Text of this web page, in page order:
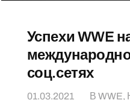
Успехи WWE
соц.сетях
01.03.2021 В WWE,